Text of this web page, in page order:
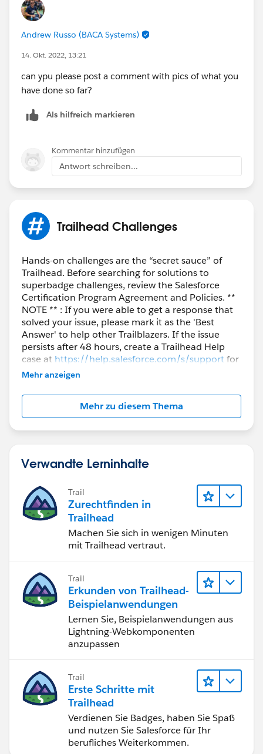
Andrew Russo (BACA Systems)
14. Okt. 2022, 13:21
can ypu please post a comment with pics of what you
have done so far?
Als hilfreich markieren
Kommentar hinzufügen
Antwort schreiben...
Trailhead Challenges
Hands-on challenges are the “secret sauce” of
Trailhead. Before searching for solutions to
superbadge challenges, review the Salesforce
Certification Program Agreement and Policies. **
NOTE ** : If you were able to get a response that
solved your issue, please mark it as the 'Best
Answer' to help other Trailblazers. If the issue
persists after 48 hours, create a Trailhead Help
case at https://help.salesforce.com/s/supportfor
further assistance.
Mehr anzeigen
Mehr zu diesem Thema
Verwandte Lerninhalte
Trail
Zurechtfinden in
Trailhead
Machen Sie sich in wenigen Minuten
mit Trailhead vertraut.
Trail
Erkunden von Trailhead-
Beispielanwendungen
Lernen Sie, Beispielanwendungen aus
Lightning-Webkomponenten
anzupassen
Trail
Erste Schritte mit
Trailhead
Verdienen Sie Badges, haben Sie Spaß
und nutzen Sie Salesforce für Ihr
berufliches Weiterkommen.